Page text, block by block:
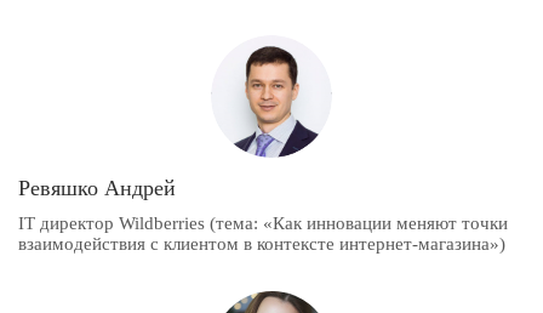
Ревяшко Андрей
IT директор Wildberries (тема: «Как инновации меняют точки
взаимодействия с клиентом в контексте интернет-магазина»)